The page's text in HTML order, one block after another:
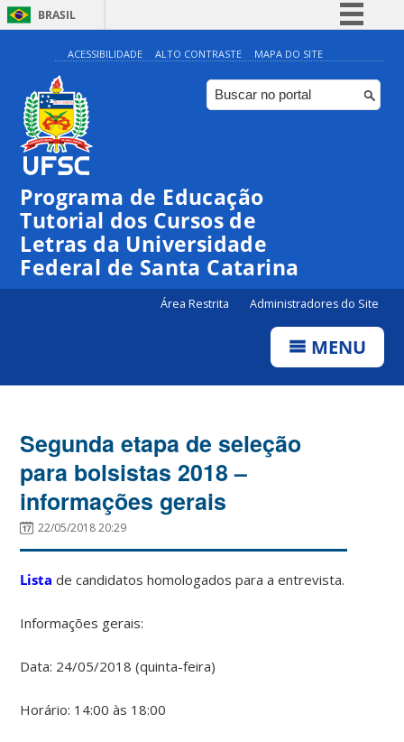
BRASIL
Simplifique!
Comunica BR
Participe
ACESSIBILIDADE ALTO CONTRASTE MAPA DO SITE
Programa de Educação
Tutorial dos Cursos de
Letras da Universidade
Federal de Santa Catarina
Área Restrita Administradores do Site
MENU
Segunda etapa de seleção
para bolsistas 2018 –
informações gerais
22/05/2018 20:29
Listade candidatos homologados para a entrevista.
Informações gerais:
Data: 24/05/2018 (quinta-feira)
Horário: 14:00 às 18:00